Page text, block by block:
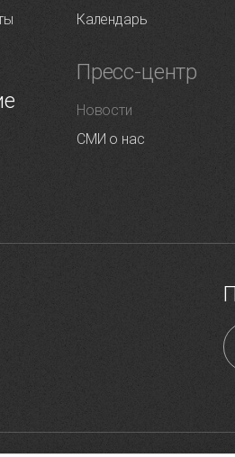
Календарь
Пресс-центр
Новости
СМИ о нас